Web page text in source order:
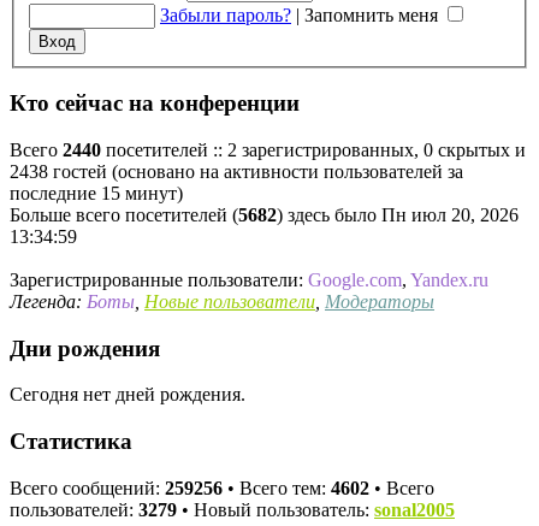
Забыли пароль? | Запомнить меня
Кто сейчас на конференции
Всего 2440 посетителей :: 2 зарегистрированных, 0 скрытых и
2438 гостей (основано на активности пользователей за
последние 15 минут)
Больше всего посетителей (5682) здесь было Пн июл 20, 2026
13:34:59
Зарегистрированные пользователи: Google.com, Yandex.ru
Легенда: Боты Новые пользователи Модераторы
Дни рождения
Сегодня нет дней рождения.
Статистика
Всего сообщений: 259256 • Всего тем: 4602 • Всего
пользователей: 3279 • Новый пользователь: sonal2005